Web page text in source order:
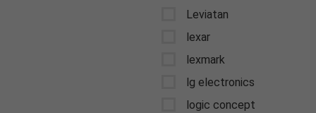
Leviatan
lexar
lexmark
lg electronics
logic concept